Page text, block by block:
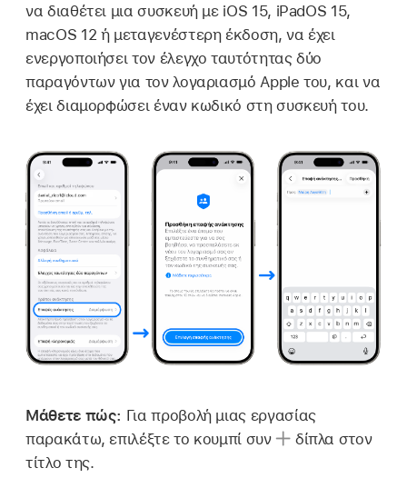
να διαθέτει μια συσκευή με iOS 15, iPadOS 15,
macOS 12 ή μεταγενέστερη έκδοση, να έχει
ενεργοποιήσει τον έλεγχο ταυτότητας δύο
παραγόντων για τονλογαριασμό Apple του, και να
έχει διαμορφώσει έναν κωδικό στη συσκευή του.
Μάθετε πώς: Για προβολή μιας εργασίας
παρακάτω, επιλέξτε το κουμπί συν
δίπλα στον
τίτλο της.